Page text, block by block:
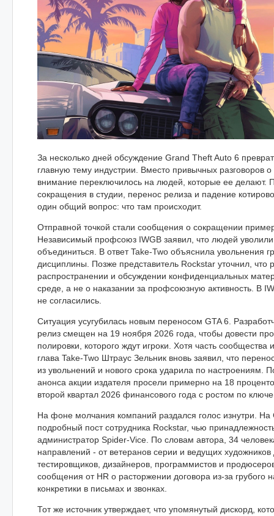
За несколько дней обсуждение Grand Theft Auto 6
главную тему индустрии. Вместо привычных разговоров
внимание переключилось на людей, которые ее делают.
сокращения в студии, перенос релиза и падение
один общий вопрос: что там происходит.
Отправной точкой стали сообщения о сокращении
Независимый профсоюз IWGB заявил, что людей уволили
объединиться. В ответ Take-Two объяснила увольнения
дисциплины. Позже представитель Rockstar уточнил, что
распространении и обсуждении конфиденциальных
среде, а не о наказании за профсоюзную активность. В
не согласились.
Ситуация усугубилась новым переносом GTA 6.
релиз смещен на 19 ноября 2026 года, чтобы довести
полировки, которого ждут игроки. Хотя часть сообщества
глава Take-Two Штраус Зельник вновь заявил, что
из увольнений и нового срока ударила по настроениям.
анонса акции издателя просели примерно на 18
второй квартал 2026 финансового года с ростом по
На фоне молчания компаний раздался голос изнутри. На
подробный пост сотрудника Rockstar, чью
администратор Spider-Vice. По словам автора, 34
направлений - от ветеранов серии и ведущих
тестировщиков, дизайнеров, программистов и
сообщения от HR о расторжении договора из-за грубого
конкретики в письмах и звонках.
Тот же источник утверждает, что упомянутый дискорд,